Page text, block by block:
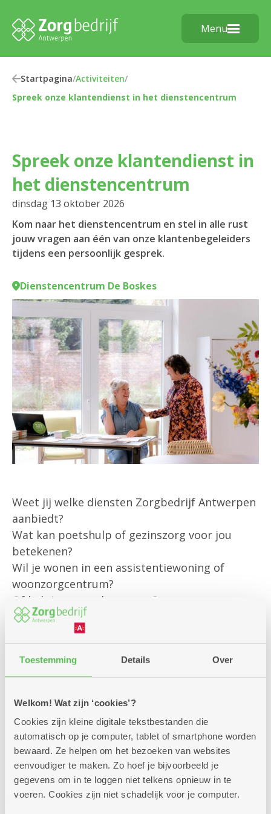
Toestemming Details Over
Welkom! Wat zijn ‘cookies’?
Cookies zijn kleine digitale tekstbestanden die
automatisch op je computer, tablet of smartphone worden
bewaard. Ze helpen om het bezoeken van websites
eenvoudiger te maken. Zo hoef je bijvoorbeeld je
gegevens om in te loggen niet telkens opnieuw in te
voeren. Cookies zijn niet schadelijk voor je computer.
Menu
Startpagina/Activiteiten/
Spreek onze klantendienst in het dienstencentrum
Spreek onze klantendienst in
het dienstencentrum
dinsdag 13 oktober 2026
Kom naar het dienstencentrum en stel in alle rust
jouw vragen aan één van onze klantenbegeleiders
tijdens een persoonlijk gesprek.
Dienstencentrum De Boskes
Weet jij welke diensten Zorgbedrijf Antwerpen
aanbiedt?
Wat kan poetshulp of gezinszorg voor jou
betekenen?
Wil je wonen in een assistentiewoning of
woonzorgcentrum?
Of heb je een andere vraag?
Onze klantenbegeleider is er om jou
bestaande diensten
en om je te informeren over alle
mogelijkheden die we aanbieden.
Kom gerust langs – we helpen je graag verder!
Zitdagen klantendienst